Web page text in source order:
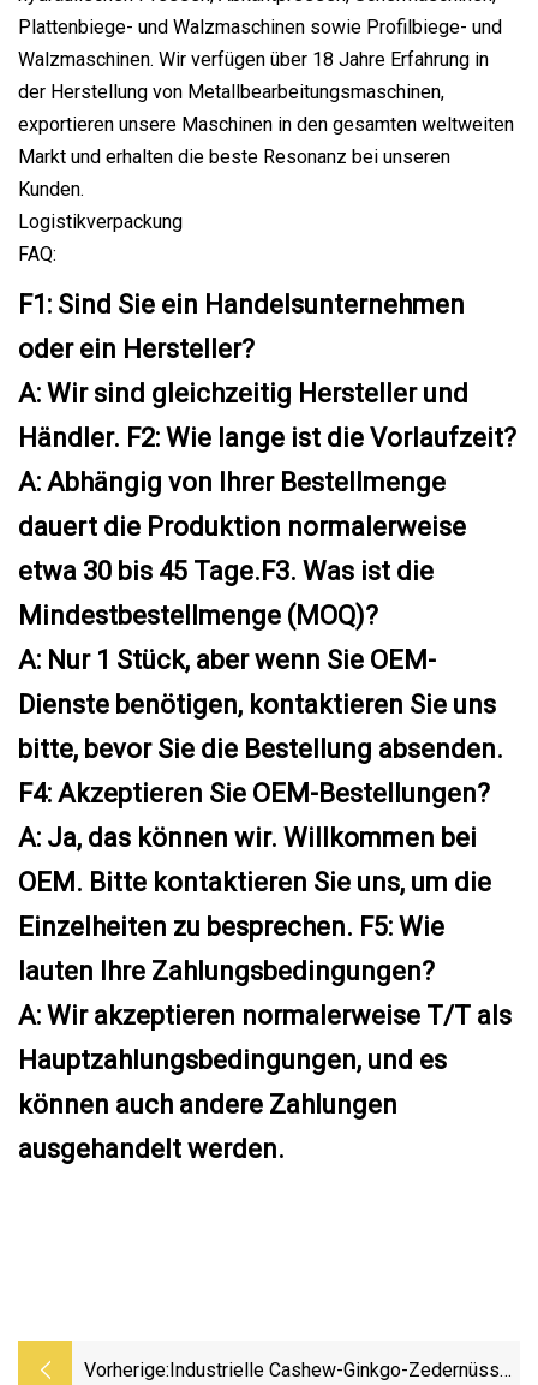
Plattenbiege- und Walzmaschinen sowie Profilbiege- und
Walzmaschinen. Wir verfügen über 18 Jahre Erfahrung in
der Herstellung von Metallbearbeitungsmaschinen,
exportieren unsere Maschinen in den gesamten weltweiten
Markt und erhalten die beste Resonanz bei unseren
Kunden.
Logistikverpackung
FAQ:
F1: Sind Sie ein Handelsunternehmen
oder ein Hersteller?
A: Wir sind gleichzeitig Hersteller und
Händler. F2: Wie lange ist die Vorlaufzeit?
A: Abhängig von Ihrer Bestellmenge
dauert die Produktion normalerweise
etwa 30 bis 45 Tage.F3. Was ist die
Mindestbestellmenge (MOQ)?
A: Nur 1 Stück, aber wenn Sie OEM-
Dienste benötigen, kontaktieren Sie uns
bitte, bevor Sie die Bestellung absenden.
F4: Akzeptieren Sie OEM-Bestellungen?
A: Ja, das können wir. Willkommen bei
OEM. Bitte kontaktieren Sie uns, um die
Einzelheiten zu besprechen. F5: Wie
lauten Ihre Zahlungsbedingungen?
A: Wir akzeptieren normalerweise T/T als
Hauptzahlungsbedingungen, und es
können auch andere Zahlungen
ausgehandelt werden.
Vorherige: Industrielle Cashew-Ginkgo-Zedernüsse-